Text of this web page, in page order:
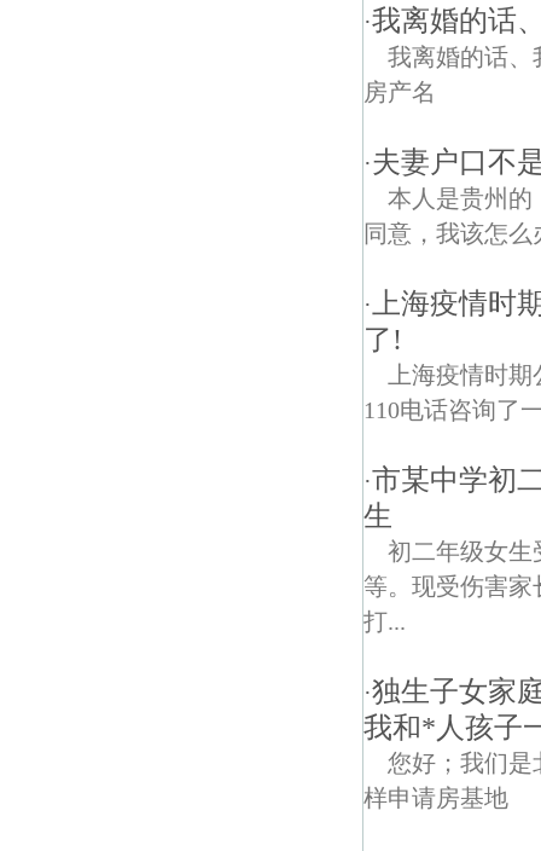
·我离婚的话
我离婚的话、
房产名
·夫妻户口不
本人是贵州的
同意，我该怎么
·
上海疫情时
了!
上海疫情时
110电话咨询了
·市某中学初
生
初二年级女生
等。现受伤害家
打...
·独生子女家
我和*人孩子
您好；我们是
样申请房基地